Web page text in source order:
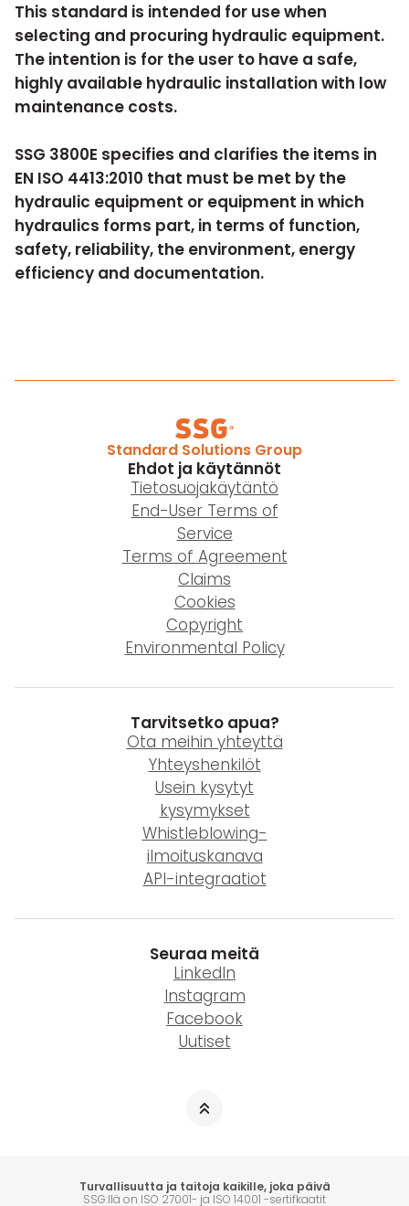
This standard is intended for use when
selecting and procuring hydraulic equipment.
The intention is for the user to have a safe,
highly available hydraulic installation with low
maintenance costs.
SSG 3800E specifies and clarifies the items in
EN ISO 4413:2010 that must be met by the
hydraulic equipment or equipment in which
hydraulics forms part, in terms of function,
safety, reliability, the environment, energy
efficiency and documentation.
Standard Solutions Group
Ehdot ja käytännöt
Tietosuojakäytäntö
End-User Terms of
Service
Terms of Agreement
Claims
Cookies
Copyright
Environmental Policy
Tarvitsetko apua?
Ota meihin yhteyttä
Yhteyshenkilöt
Usein kysytyt
kysymykset
Whistleblowing-
ilmoituskanava
API-integraatiot
Seuraa meitä
LinkedIn
Instagram
Facebook
Uutiset
Turvallisuutta ja taitoja kaikille, joka päivä
SSG:llä on ISO 27001- ja ISO 14001 -sertifkaatit